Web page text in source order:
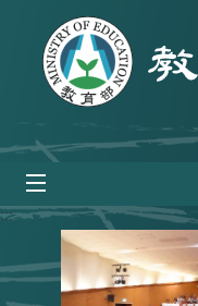
跳到主要內容區塊
:::